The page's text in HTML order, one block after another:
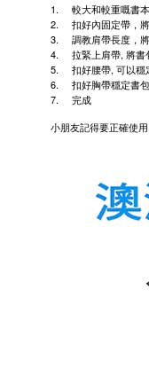
1.
較大和較重嘅書
2. 扣好內固定帶，
3. 調教肩帶長度，
4. 拉緊上肩帶, 將書
5. 扣好腰帶, 可以穩
6. 扣好胸帶穩定書
7. 完成
小朋友記得要正確使